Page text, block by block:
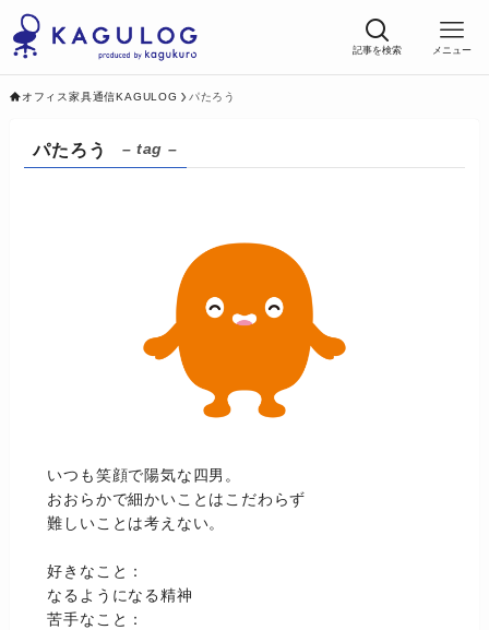
記事を検索 メニュー
オフィス家具通信KAGULOG パたろう
パたろう – tag –
いつも笑顔で陽気な四男。
おおらかで細かいことはこだわらず
難しいことは考えない。
好きなこと：
なるようになる精神
苦手なこと：